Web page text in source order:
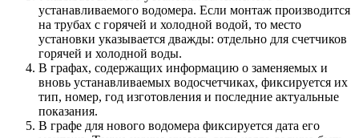
устанавливаемого водомера. Если монтаж производится
на трубах с горячей и холодной водой, то место
установки указывается дважды: отдельно для счетчиков
горячей и холодной воды.
В графах, содержащих информацию о заменяемых и
вновь устанавливаемых водосчетчиках, фиксируется их
тип, номер, год изготовления и последние актуальные
показания.
В графе для нового водомера фиксируется дата его